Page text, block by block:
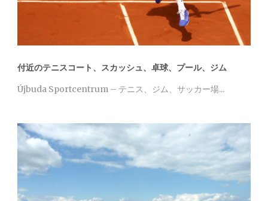
付近のテニスコート、スカッシュ、卓球、プール、ジム
Újbuda Sportcentrum – テニス、ジム、サッカー場...